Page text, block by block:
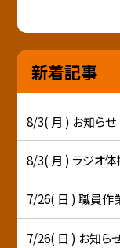
新着記事
8/3( 月 ) お知らせ
8/3( 月 ) ラジオ
7/26( 日 ) 職員作
7/26( 日 ) お知ら